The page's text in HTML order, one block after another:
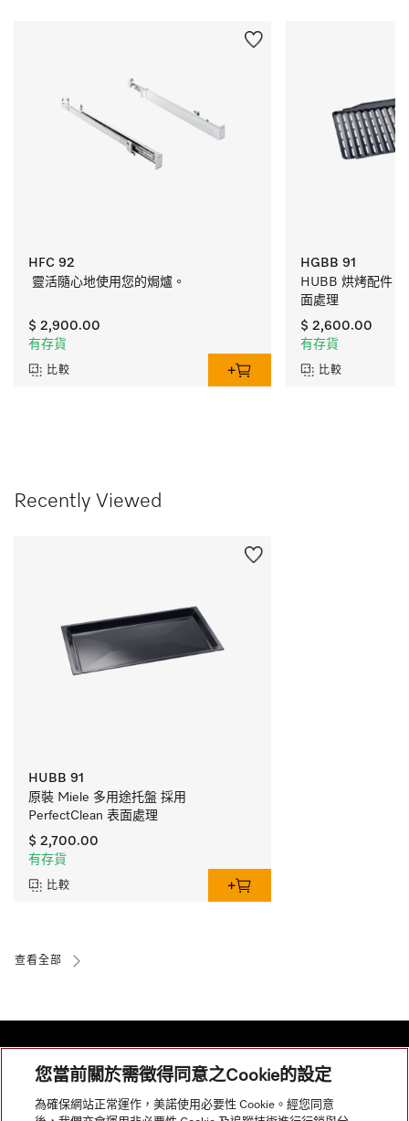
HFC 92
靈活隨心地使用您的焗爐。
$ 2,900.00
有存貨
比較
HGBB 91
HUBB 烘烤配件
面處理
$ 2,600.00
有存貨
比較
Recently Viewed
HUBB 91
原裝 Miele 多用途托盤 採用
PerfectClean 表面處理
$ 2,700.00
有存貨
比較
查看全部
網站導航
您當前關於需徵得同意之Cookie的設定
為確保網站正常運作，美諾使用必要性 Cookie。經您同意